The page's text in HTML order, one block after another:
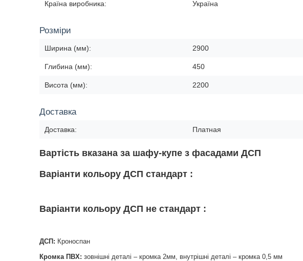
Країна виробника: Україна
Розміри
Ширина (мм): 2900
Глибина (мм): 450
Висота (мм): 2200
Доставка
Доставка: Платная
Вартість вказана за шафу-купе з фасадами ДСП
Варіанти кольору ДСП стандарт :
Варіанти кольору ДСП не стандарт :
ДСП: Кроноспан
Кромка ПВХ: зовнішні деталі – кромка 2мм, внутрішні деталі – кромка 0,5 мм